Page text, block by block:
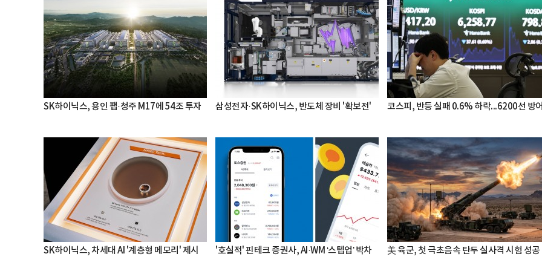
SK하이닉스, 용인 팹·청주 M17에 54조 투자 삼성전자·SK하이닉스, 반도체 장비 '확보전' 코스피, 반등 실패 0.6% 하락...6200선 방
SK하이닉스, 차세대 AI '계층형 메모리' 제시 '호실적' 핀테크 증권사, AI·WM ‘스텝업’ 박차 美 육군, 첫 극초음속 탄두 실사격 시험 성공